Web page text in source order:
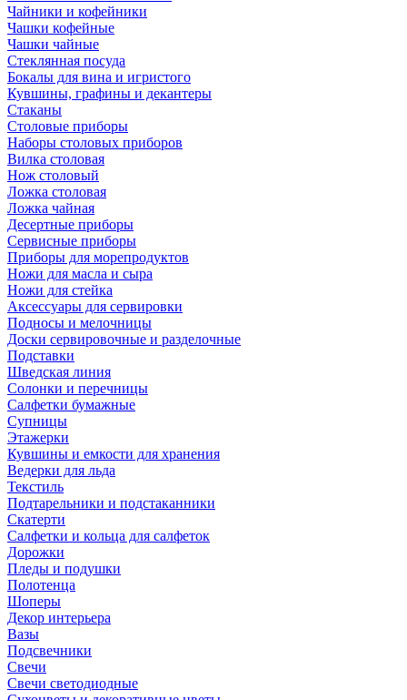
Чайники и кофейники
Чашки кофейные
Чашки чайные
Стеклянная посуда
Бокалы для вина и игристого
Кувшины, графины и декантеры
Стаканы
Столовые приборы
Наборы столовых приборов
Вилка столовая
Нож столовый
Ложка столовая
Ложка чайная
Десертные приборы
Сервисные приборы
Приборы для морепродуктов
Ножи для масла и сыра
Ножи для стейка
Аксессуары для сервировки
Подносы и мелочницы
Доски сервировочные и разделочные
Подставки
Шведская линия
Солонки и перечницы
Салфетки бумажные
Супницы
Этажерки
Кувшины и емкости для хранения
Ведерки для льда
Текстиль
Подтарельники и подстаканники
Скатерти
Салфетки и кольца для салфеток
Дорожки
Пледы и подушки
Полотенца
Шоперы
Декор интерьера
Вазы
Подсвечники
Свечи
Свечи светодиодные